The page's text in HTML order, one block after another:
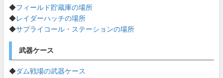
◆フィールド貯蔵庫の場所
◆レイダーハッチの場所
◆サプライコール・ステーションの場所
武器ケース
◆ダム戦場の武器ケース